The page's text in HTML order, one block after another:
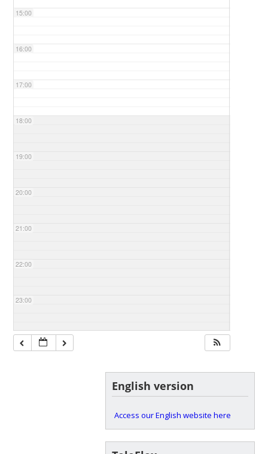
15:00
16:00
17:00
18:00
19:00
20:00
21:00
22:00
23:00
English version
Access our English website here